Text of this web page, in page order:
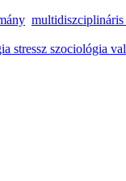
stressz szociológia